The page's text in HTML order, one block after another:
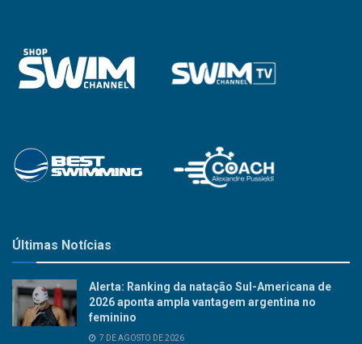
Últimas Notícias
Alerta: Ranking da natação Sul-Americana de
2026 aponta ampla vantagem argentina no
feminino
7 DE AGOSTO DE 2026